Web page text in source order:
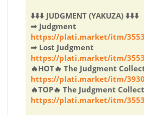
⬇️⬇️⬇️ JUDGMENT (YAKUZA) ⬇️⬇️⬇️
➟ Judgment
https://plati.market/itm/
➟ Lost Judgment
https://plati.market/itm/
🔥HOT🔥 The Judgment
https://plati.market/itm/
🔥TOP🔥 The Judgment
https://plati.market/itm/